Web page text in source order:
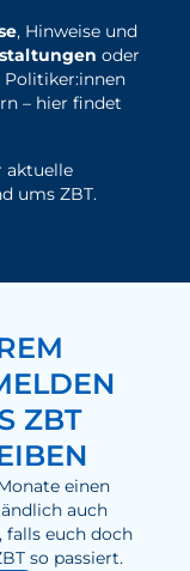
, Hinweise und
oder
Politiker:innen
– hier findet
aktuelle
ums ZBT.
News
ZBT
einen
auch
falls euch doch
so passiert.